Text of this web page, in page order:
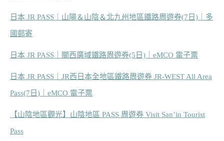
日本 JR PASS｜山陽＆山陰＆北九州地區鐵路周遊券(7日)｜多
國郵寄
日本 JR PASS｜關西廣域鐵路周遊券(5日)｜eMCO 電子票
日本 JR PASS｜JR西日本全地區鐵路周遊券 JR-WEST All Area
Pass(7日)｜eMCO 電子票
【山陰地區觀光】山陰地區 PASS 周遊券 Visit San’in Tourist
Pass